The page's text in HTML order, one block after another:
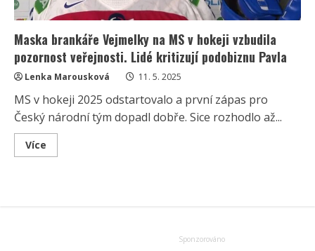
Maska brankáře Vejmelky na MS v hokeji vzbudila
pozornost veřejnosti. Lidé kritizují podobiznu Pavla
Lenka Marousková 11. 5. 2025
MS v hokeji 2025 odstartovalo a první zápas pro
Český národní tým dopadl dobře. Sice rozhodlo až...
Více
more